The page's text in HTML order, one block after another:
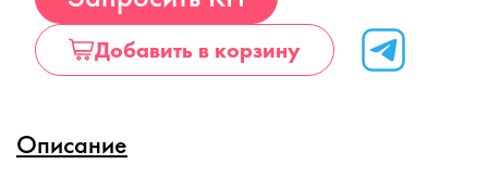
Добавить в корзину
Описание